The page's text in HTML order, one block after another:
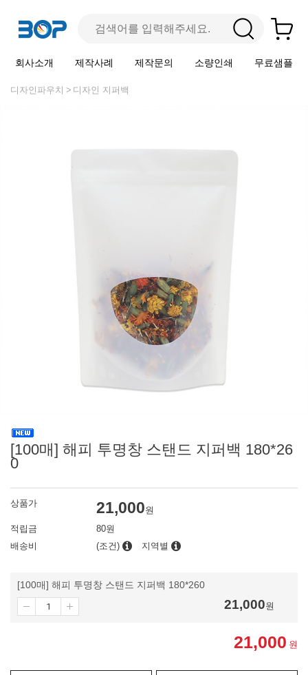
회사소개 제작사례 제작문의 소량인쇄 무료샘플
디자인파우치 디자인 지퍼백
[100매] 해피 투명창 스탠드 지퍼백 180*26
0
상품가 21,000원
적립금
80원
배송비
(조건) 지역별
[100매] 해피 투명창 스탠드 지퍼백 180*260
21,000원
21,000 원